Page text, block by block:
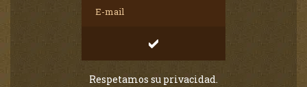
Respetamos su privacidad.